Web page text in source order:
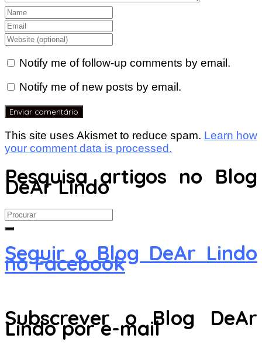
Notify me of follow-up comments by email.
Notify me of new posts by email.
This site uses Akismet to reduce spam. Learn how
your comment data is processed.
Pesquisa artigos no Blog
DeAr Lindo
Search
for:
Seguir o Blog DeAr Lindo
no Facebook
Subscrever o Blog DeAr
Lindo por e-mail